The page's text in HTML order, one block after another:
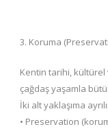
3. Koruma
Kentin tarihi,
çağdaş yaşamla
İki alt yaklaşıma
• Preservation